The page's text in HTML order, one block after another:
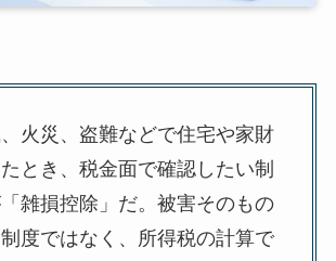
火災、盗難などで住宅や家財
とき、税金面で確認したい制
雑損控除」だ。被害そのもの
度ではなく、所得税の計算で